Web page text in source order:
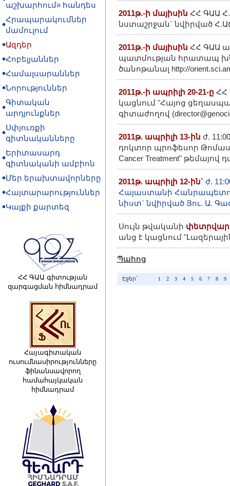
աշխարհում» հանդես
Հրապարակումներ
մամուլում
Ազդեր
Հոբելյաններ
Համալսարաններ
Նորություններ
Գիտական
արդյունքներ
Սփյուռքի
գիտնականները
Երիտասարդ
գիտնականի ամբիոն
Մեր երախտավորները
Հայտարարություններ
Կայքի քարտեզ
ՀՀ ԳԱԱ գիտության
զարգացման հիմնադրամ
Հայագիտական
ուսումնասիրությունները
ֆինանսավորող
համահայկական
հիմնադրամ
2011թ.-ի մայիսին ՀՀ ԳԱԱ
նստաշրջան` նվիրված
2011թ.-ի մայիսին ՀՀ ԳԱԱ
պատմության հրատապ
ծանոթանալ http://
2011թ.-ի ապրիլի 20-21-ը ՀՀ
կացնում "Հայոց
գիտաժողով
2011թ. ապրիլի 13-ին ժ.
դոկտոր պրոֆեսոր Թոմաս
Cancer Treatment" թեմայով
2011թ. ապրիլի 12-ին`ժ.
Հայաստանի
նիստ` նվիրված Յու. Ա.
Սույն թվականի
անց է կացնում
Պահոց
Էջեր՝ 1 2 3 4 5 6 7 8 9